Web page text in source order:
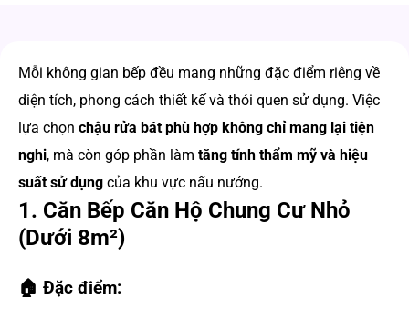
Mỗi không gian bếp đều mang những đặc điểm riêng về
diện tích, phong cách thiết kế và thói quen sử dụng. Việc
lựa chọn chậu rửa bát phù hợp không chỉ mang lại tiện
nghi, mà còn góp phần làm tăng tính thẩm mỹ và hiệu
suất sử dụng của khu vực nấu nướng.
1. Căn Bếp Căn Hộ Chung Cư Nhỏ
(Dưới 8m²)
🏠 Đặc điểm: